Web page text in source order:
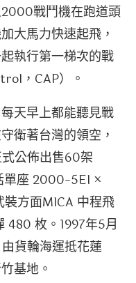
戰鬥機在跑道頭
大馬力快速起飛，
執行第一梯次的戰
，CAP）。
天早上都能聽見戰
衛著台灣的領空，
公佈出售60架
座 2000-5EI ×
方面MICA 中程飛
480 枚。1997年5月
貨輪海運抵花蓮
基地。